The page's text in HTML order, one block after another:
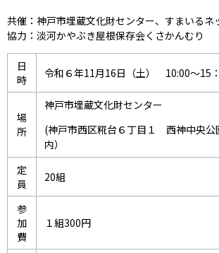
共催：神戸市埋蔵文化財センター、すまいるネ
協力：淡河かやぶき屋根保存会くさかんむり
日
時
令和６年11月16日（土） 10:00～15
場
所
神戸市埋蔵文化財センター
(神戸市西区糀台６丁目１ 西神中央公
内）
定
員
20組
参
加
費
１組300円